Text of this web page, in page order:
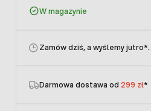
W magazynie
Zamów dziś, a wyślemy jutro*.
Darmowa dostawa od 299 zł*